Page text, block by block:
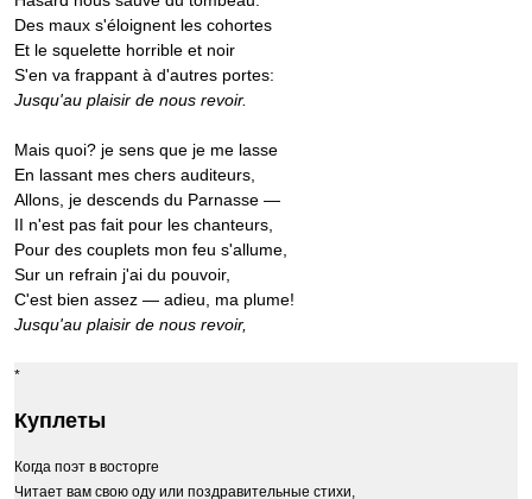
Des maux s'éloignent les cohortes
Et le squelette horrible et noir
S'en va frappant à d'autres portes:
Jusqu'au plaisir de nous revoir.
Mais quoi? je sens que je me lasse
En lassant mes chers auditeurs,
Allons, je descends du Parnasse —
II n'est pas fait pour les chanteurs,
Pour des couplets mon feu s'allume,
Sur un refrain j'ai du pouvoir,
C'est bien assez — adieu, ma plume!
Jusqu'au plaisir de nous revoir,
Куплеты
Когда поэт в восторге
Читает вам свою оду или поздравительные стихи,